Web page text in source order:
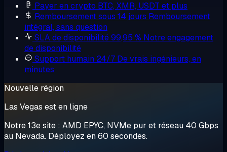
Payer en crypto BTC, XMR, USDT et plus
Remboursement sous 14 jours Remboursement
intégral, sans question
SLA de disponibilité 99,95 % Notre engagement
de disponibilité
Support humain 24/7 De vrais ingénieurs, en
minutes
Nouvelle région
Las Vegas est en ligne
Notre 13e site : AMD EPYC, NVMe pur et réseau 40 Gbps
au Nevada. Déployez en 60 secondes.